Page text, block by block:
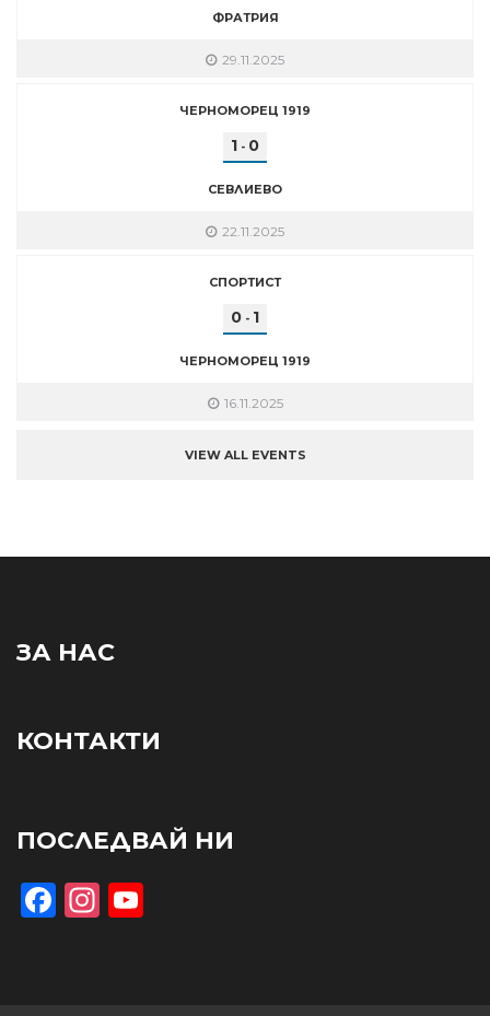
ФРАТРИЯ
29.11.2025
ЧЕРНОМОРЕЦ 1919
1 - 0
СЕВЛИЕВО
22.11.2025
СПОРТИСТ
0 - 1
ЧЕРНОМОРЕЦ 1919
16.11.2025
VIEW ALL EVENTS
ЗА НАС
КОНТАКТИ
ПОСЛЕДВАЙ НИ
Facebook
Instagram